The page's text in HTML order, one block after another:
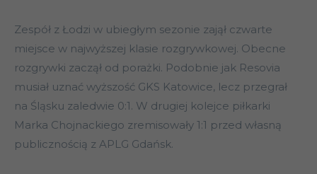
Zespół z Łodzi w ubiegłym sezonie zajął czwarte
miejsce w najwyższej klasie rozgrywkowej. Obecne
rozgrywki zaczął od porażki. Podobnie jak Resovia
musiał uznać wyższość GKS Katowice, lecz przegrał
na Śląsku zaledwie 0:1. W drugiej kolejce piłkarki
Marka Chojnackiego zremisowały 1:1 przed własną
publicznością z APLG Gdańsk.